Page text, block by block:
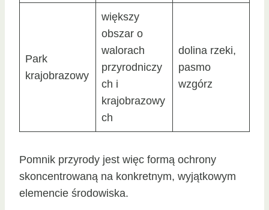
Park
krajobrazowy
większy
obszar o
walorach
przyrodniczy
ch i
krajobrazowy
ch
dolina rzeki,
pasmo
wzgórz
Pomnik przyrody jest więc formą ochrony
skoncentrowaną na konkretnym, wyjątkowym
elemencie środowiska.